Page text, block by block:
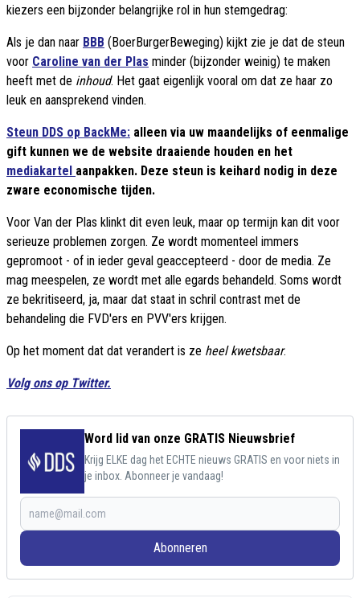
kiezers een bijzonder belangrijke rol in hun stemgedrag:
Als je dan naar BBB (BoerBurgerBeweging) kijkt zie je dat de steun
voor Caroline van der Plas minder (bijzonder weinig) te maken
heeft met de inhoud. Het gaat eigenlijk vooral om dat ze haar zo
leuk en aansprekend vinden.
Steun DDS op BackMe: alleen via uw maandelijks of eenmalige
gift kunnen we de website draaiende houden en het
mediakartel aanpakken. Deze steun is keihard nodig in deze
zware economische tijden.
Voor Van der Plas klinkt dit even leuk, maar op termijn kan dit voor
serieuze problemen zorgen. Ze wordt momenteel immers
gepromoot - of in ieder geval geaccepteerd - door de media. Ze
mag meespelen, ze wordt met alle egards behandeld. Soms wordt
ze bekritiseerd, ja, maar dat staat in schril contrast met de
behandeling die FVD'ers en PVV'ers krijgen.
Op het moment dat dat verandert is ze heel kwetsbaar.
Volg ons op Twitter.
Word lid van onze GRATIS Nieuwsbrief
Krijg ELKE dag het ECHTE nieuws GRATIS en voor niets in
je inbox. Abonneer je vandaag!
Abonneren